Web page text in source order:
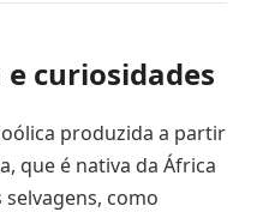
curiosidades
produzida a partir
que é nativa da África
como